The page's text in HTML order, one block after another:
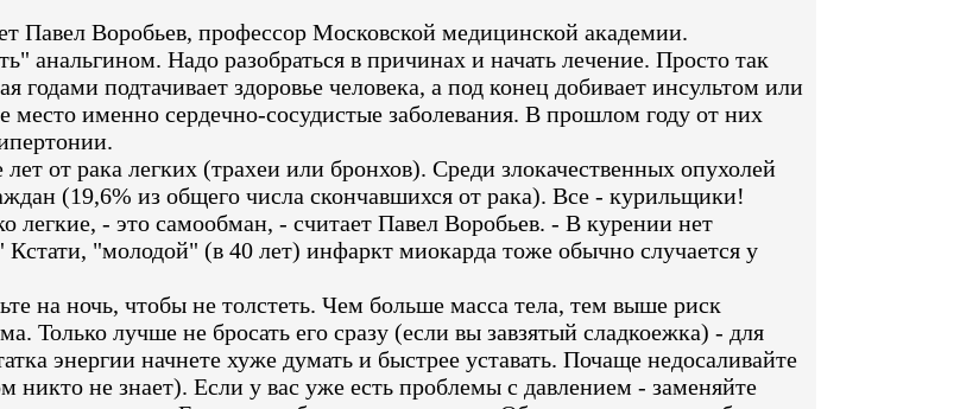
Павел Воробьев, профессор Московской медицинской академии.
анальгином. Надо разобраться в причинах и начать лечение. Просто так
годами подтачивает здоровье человека, а под конец добивает инсультом или
именно сердечно-сосудистые заболевания. В прошлом году от них
от рака легких (трахеи или бронхов). Среди злокачественных опухолей
(19,6% из общего числа скончавшихся от рака). Все - курильщики!
легкие, - это самообман, - считает Павел Воробьев. - В курении нет
"молодой" (в 40 лет) инфаркт миокарда тоже обычно случается у
на ночь, чтобы не толстеть. Чем больше масса тела, тем выше риск
Только лучше не бросать его сразу (если вы завзятый сладкоежка) - для
энергии начнете хуже думать и быстрее уставать. Почаще недосаливайте
не знает). Если у вас уже есть проблемы с давлением - заменяйте